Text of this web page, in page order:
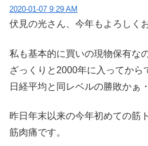
2020-01-07 9:29 AM
伏見の光さん、今年もよろしく
私も基本的に買いの現物保有な
ざっくりと2000年に入ってから
日経平均と同レベルの勝敗かぁ
昨日年末以来の今年初めての筋
筋肉痛です。